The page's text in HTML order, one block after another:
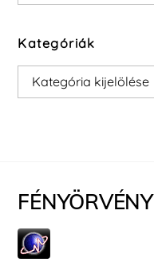
Kategóriák
Kategóriák
FÉNYÖRVÉNY